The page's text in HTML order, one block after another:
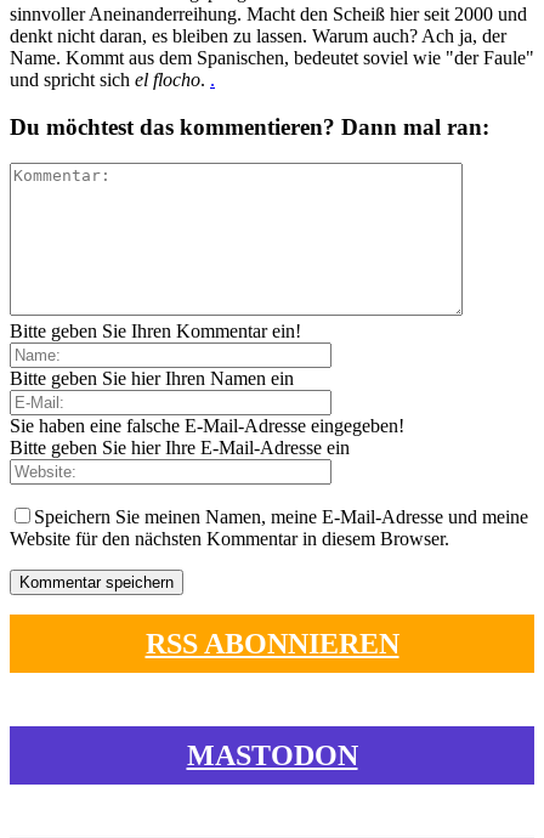
sinnvoller Aneinanderreihung. Macht den Scheiß hier seit 2000 und
denkt nicht daran, es bleiben zu lassen. Warum auch? Ach ja, der
Name. Kommt aus dem Spanischen, bedeutet soviel wie "der Faule"
und spricht sich el flocho. .
Du möchtest das kommentieren? Dann mal ran:
Bitte geben Sie Ihren Kommentar ein!
Bitte geben Sie hier Ihren Namen ein
Sie haben eine falsche E-Mail-Adresse eingegeben!
Bitte geben Sie hier Ihre E-Mail-Adresse ein
Speichern Sie meinen Namen, meine E-Mail-Adresse und meine
Website für den nächsten Kommentar in diesem Browser.
RSS ABONNIEREN
MASTODON